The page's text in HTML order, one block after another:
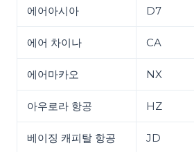
에어아시아 D7
에어 차이나 CA
에어마카오 NX
아우로라 항공 HZ
베이징 캐피탈 항공 JD